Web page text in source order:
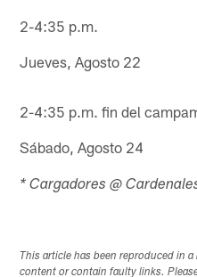
2-4:35 p.m.
Jueves, Agosto 22
2-4:35 p.m. fin del
Sábado, Agosto 24
* Cargadores @
This article has been reproduced in
content or contain faulty links.